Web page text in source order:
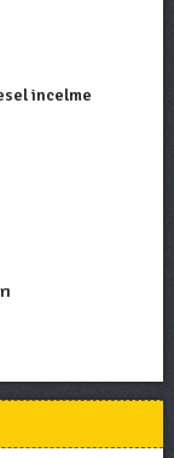
incelme